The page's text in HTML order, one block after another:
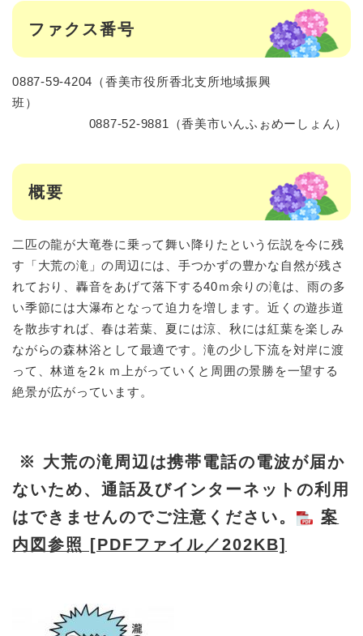
ファクス番号
0887-59-4204（香美市役所香北支所地域振興
班）
0887-52-9881（香美市いんふぉめーしょん）
概要
二匹の龍が大竜巻に乗って舞い降りたという伝説を今に残
す「大荒の滝」の周辺には、手つかずの豊かな自然が残さ
れており、轟音をあげて落下する40ｍ余りの滝は、雨の多
い季節には大瀑布となって迫力を増します。近くの遊歩道
を散歩すれば、春は若葉、夏には涼、秋には紅葉を楽しみ
ながらの森林浴として最適です。滝の少し下流を対岸に渡
って、林道を2ｋｍ上がっていくと周囲の景勝を一望する
絶景が広がっています。
※ 大荒の滝周辺は携帯電話の電波が届か
ないため、通話及びインターネットの利用
はできませんのでご注意ください。
案
内図参照 [PDFファイル／202KB]